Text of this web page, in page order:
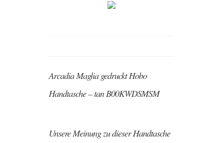
Arcadia Maglia gedruckt Hobo
Handtasche – tan B00KWDSMSM
Unsere Meinung zu dieser Handtasche